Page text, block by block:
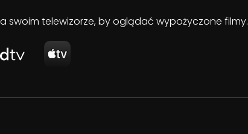
swoim telewizorze, by oglądać wypożyczone filmy.